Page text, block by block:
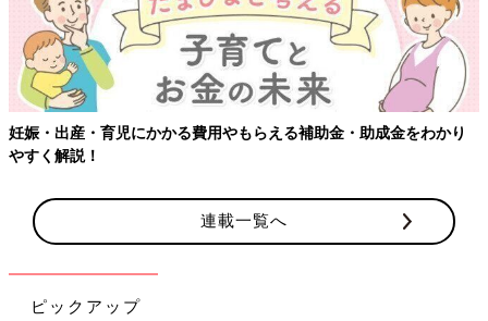
妊娠・出産・育児にかかる費用やもらえる補助金・助成金をわかり
やすく解説！
連載一覧へ
ピックアップ